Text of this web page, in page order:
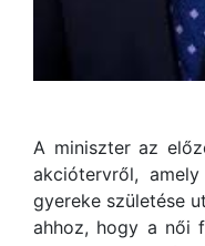
A miniszter az
akciótervről,
gyereke születése
ahhoz, hogy a női